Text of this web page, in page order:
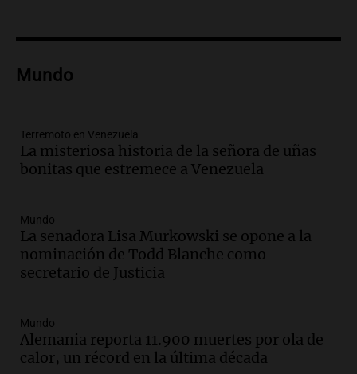
Audio.San Cayetano y Aumento de
Argentina en un Resumen Actual
Audio.Lewandowski contra el Gobierno:
"Es un proyecto de país que apunta a una
Argentina extractivista"
Audio.Kicillof critica la represión
policial en el Congreso por la ley de
propiedad privada
Audio.
Un atractivo para la ruralidad y el
público en general
Mundo
Terremoto en Venezuela
La misteriosa historia de la señora de uñas
bonitas que estremece a Venezuela
Mundo
La senadora Lisa Murkowski se opone a la
nominación de Todd Blanche como
secretario de Justicia
Mundo
Alemania reporta 11.900 muertes por ola de
calor, un récord en la última década